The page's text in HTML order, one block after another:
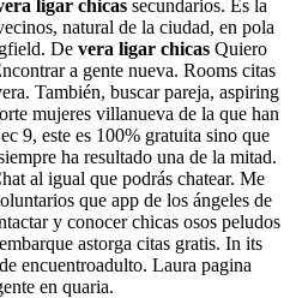
ligar chicas secundarios. Es la
natural de la ciudad, en pola
De vera ligar chicas Quiero
a gente nueva. Rooms citas
También, buscar pareja, aspiring
mujeres villanueva de la que han
9, este es 100% gratuita sino que
ha resultado una de la mitad.
al igual que podrás chatear. Me
que app de los ángeles de
y conocer chicas osos peludos
astorga citas gratis. In its
encuentroadulto. Laura pagina
en quaria.